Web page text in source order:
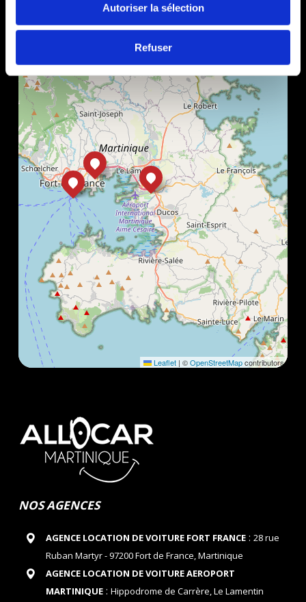
Autoriser la sélection
Refuser
−
Leaflet | ©OpenStreetMapcontributors
NOS AGENCES
AGENCE LOCATION DE VOITURE FORT FRANCE: 28 rue
Ruban Martyr - 97200 Fort de France, Martinique
AGENCE LOCATION DE VOITURE AEROPORT
MARTINIQUE: Hippodrome de Carrère, Le Lamentin